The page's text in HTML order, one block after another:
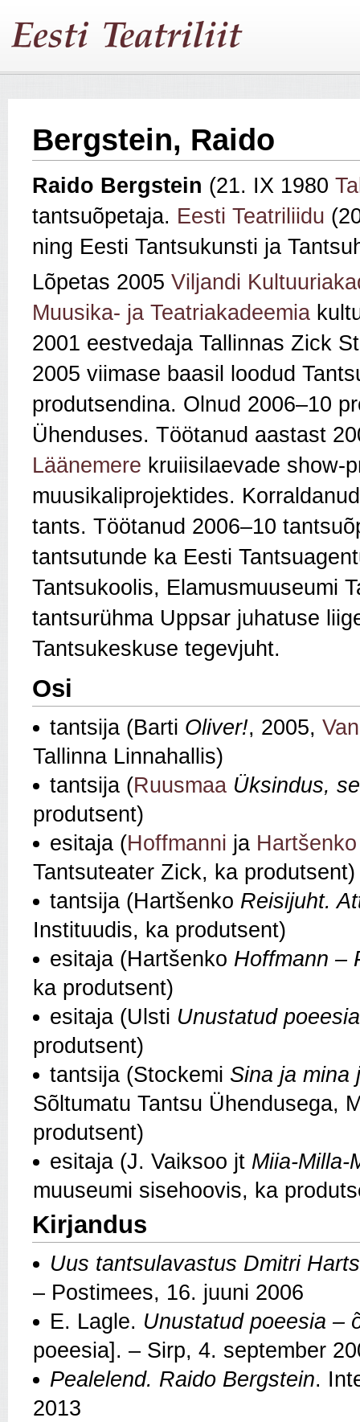
Bergstein, Raido
Raido Bergstein (21. IX 1980
tantsuõpetaja. Eesti Teatriliidu
ning Eesti Tantsukunsti ja
Lõpetas 2005 Viljandi
Muusika- ja Teatriakadeemia
2001 eestvedaja Tallinnas Zick
2005 viimase baasil loodud
produtsendina. Olnud 2006–10
Ühenduses. Töötanud aastast
Läänemere kruiisilaevade show-
muusikaliprojektides.
tants. Töötanud 2006–10
tantsutunde ka Eesti
Tantsukoolis, Elamusmuuseumi
tantsurühma Uppsar juhatuse
Tantsukeskuse tegevjuht.
Osi
tantsija (Barti Oliver!, 2005,
Tallinna Linnahallis)
tantsija (Ruusmaa Üksindus,
produtsent)
esitaja (Hoffmanni ja Hartšenko
Tantsuteater Zick, ka produtsent)
tantsija (Hartšenko Reisijuht.
Instituudis, ka produtsent)
esitaja (Hartšenko Hoffmann –
ka produtsent)
esitaja (Ulsti Unustatud poeesia
produtsent)
tantsija (Stockemi Sina ja mina
Sõltumatu Tantsu Ühendusega,
produtsent)
esitaja (J. Vaiksoo jt Miia-Milla-
muuseumi sisehoovis, ka
Kirjandus
Uus tantsulavastus Dmitri
– Postimees, 16. juuni 2006
E. Lagle. Unustatud poeesia –
poeesia]. – Sirp, 4. september
Pealelend. Raido Bergstein.
2013